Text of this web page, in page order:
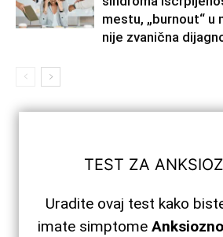
mestu, „burnout“ u
nije zvanična
TEST ZA
Uradite ovaj test kako
imate simptome